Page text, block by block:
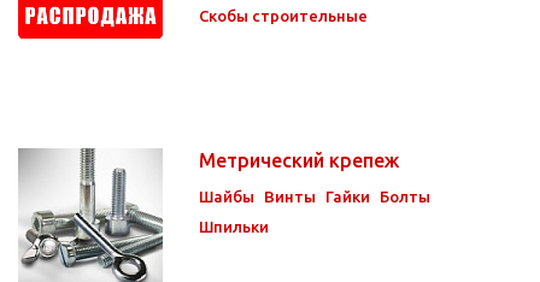
Скобы строительные
Метрический крепеж
Шайбы Винты Гайки
Болты
Шпильки